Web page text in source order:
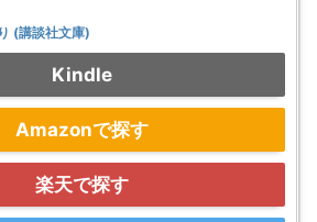
(講談社文庫)
Kindle
Amazonで探す
楽天で探す